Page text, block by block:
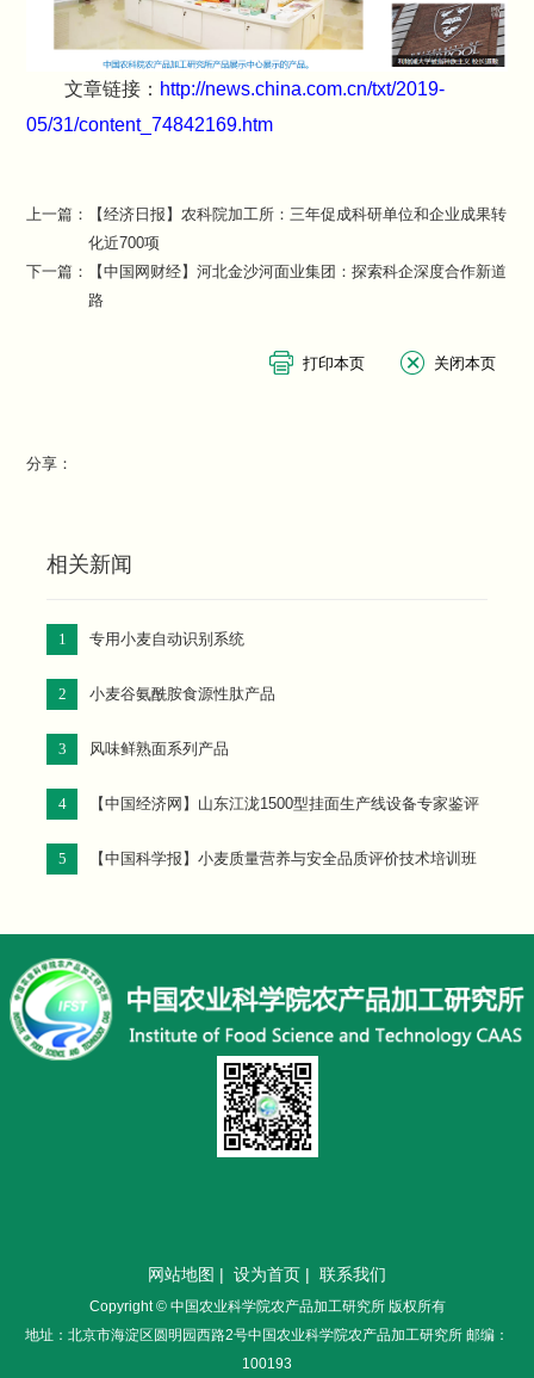
文章链接： http://news.china.com.cn/txt/2019-
05/31/content_74842169.htm
上一篇：
【经济日报】农科院加工所：三年促成科研单位和企业成果转
化近700项
下一篇：
【中国网财经】河北金沙河面业集团：探索科企深度合作新道
路
分享：
相关新闻
1 专用小麦自动识别系统
2 小麦谷氨酰胺食源性肽产品
3 风味鲜熟面系列产品
4
【中国经济网】山东江泷1500型挂面生产线设备专家鉴评
5
【中国科学报】小麦质量营养与安全品质评价技术培训班
网站地图 | 设为首页 | 联系我们
Copyright © 中国农业科学院农产品加工研究所 版权所有
地址：北京市海淀区圆明园西路2号中国农业科学院农产品加工研究所 邮编：
100193